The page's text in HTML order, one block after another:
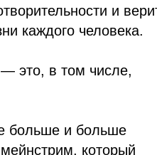
и
каждого человека.
это, в том числе,
больше и больше
который